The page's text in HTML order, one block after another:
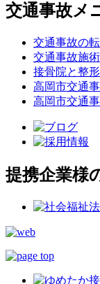
交通事故メ
交通事故の
交通事故施
接骨院と整
高岡市交通
高岡市交通
提携企業様